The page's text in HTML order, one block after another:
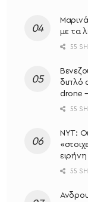
με τα
55
διπλό
drone
55
NYT:
ειρήνη
55